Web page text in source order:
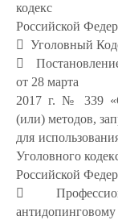
кодекс
Российской
 Уголовный

от 28 марта
2017 г. № 339
(или) методов,
для
Уголовного
Российской

антидопинговому